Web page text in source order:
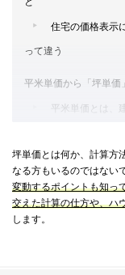
住宅の価格表示
って違う
平米単価から「坪単価
平米単価とは、
坪単価が変動する2つ
ポイント1：延
坪単価とは何か、計算方
なる方もいるのではない
変動するポイントも知っ
交えた計算の仕方や、ハ
します。